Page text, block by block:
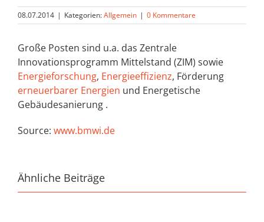
08.07.2014 | Kategorien:Allgemein | 0 Kommentare
Große Posten sind u.a. das Zentrale
Innovationsprogramm Mittelstand (ZIM) sowie
Energieforschung, Energieeffizienz, Förderung
erneuerbarer Energien und Energetische
Gebäudesanierung .
Source: www.bmwi.de
Ähnliche Beiträge